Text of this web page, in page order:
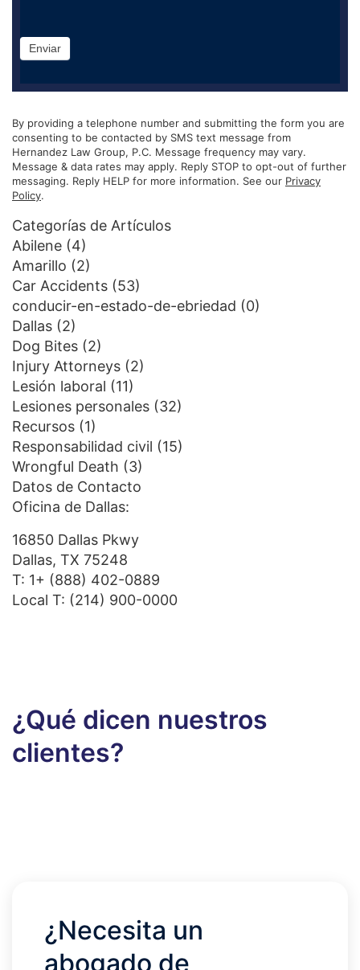
Enviar
By providing a telephone number and submitting the form you are
consenting to be contacted by SMS text message from
Hernandez Law Group, P.C. Message frequency may vary.
Message & data rates may apply. Reply STOP to opt-out of further
messaging. Reply HELP for more information. See our Privacy
Policy.
Categorías de Artículos
Abilene (4)
Amarillo (2)
Car Accidents (53)
conducir-en-estado-de-ebriedad (0)
Dallas (2)
Dog Bites (2)
Injury Attorneys (2)
Lesión laboral (11)
Lesiones personales (32)
Recursos (1)
Responsabilidad civil (15)
Wrongful Death (3)
Datos de Contacto
Oficina de Dallas:
16850 Dallas Pkwy
Dallas, TX 75248
T: 1+ (888) 402-0889
Local T: (214) 900-0000
¿Qué dicen nuestros
clientes?
¿Necesita un
abogado de